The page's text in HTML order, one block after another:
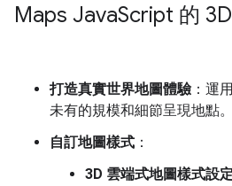
Maps JavaScript 的
打造真實世界地圖體驗：運
未有的規模和細節呈現地點。
自訂地圖樣式 ：
3D 雲端式地圖樣式設定